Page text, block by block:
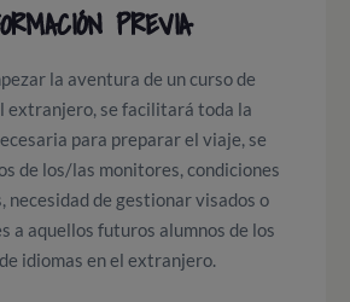
PREVIA
la aventura de un curso de
extranjero, se facilitará toda la
para preparar el viaje, se
de los/las monitores, condiciones
necesidad de gestionar visados o
a aquellos futuros alumnos de los
idiomas en el extranjero.